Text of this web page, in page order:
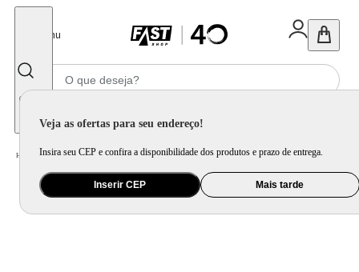
Menu
Veja as ofertas para seu endereço!
Insira seu CEP e confira a disponibilidade dos produtos e prazo de entrega.
Inserir CEP Mais tarde
Home Utilidade Doméstica Cozinha / Assadeira, Forma e Travessa